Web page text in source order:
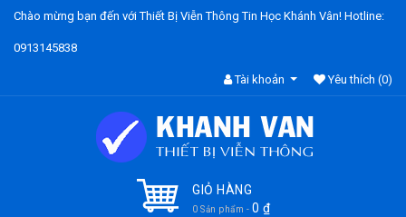
Chào mừng bạn đến với Thiết Bị Viễn Thông Tin Học Khánh Vân! Hotline:
0913145838
Tài khoản Yêu thích (0)
GIỎ HÀNG
0 Sản phẩm - 0 ₫